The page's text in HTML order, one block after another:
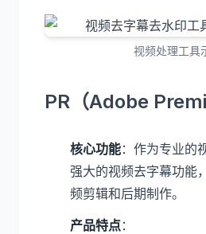
视频处理工具
PR（Adobe
核心功能：作为专业的
强大的视频去字幕功能
频剪辑和后期制作。
产品特点：